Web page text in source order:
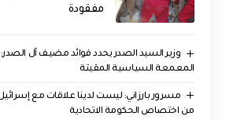
مفقودة
وزير السيد الصدر يحدد فوائد مضيف آل الصدر:
المعمعة السياسية المقيتة
مسرور بارزاني: ليست لدينا علاقات مع
من اختصاص الحكومة الاتحادية